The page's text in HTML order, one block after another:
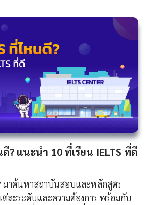
ดี? แนะนำ 10 ที่เรียน IELTS ที่ดี
มาค้นหาสถาบันสอบและหลักสูตร
ละระดับและความต้องการ พร้อมกับ